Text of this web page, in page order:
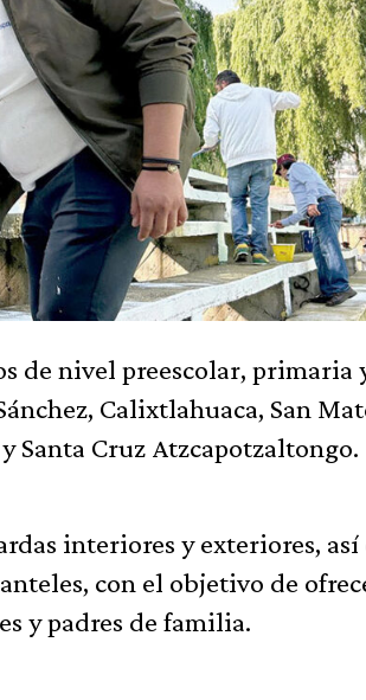
de nivel preescolar, primaria
Calixtlahuaca, San
Santa Cruz Atzcapotzaltongo.
interiores y exteriores, así
con el objetivo de
y padres de familia.